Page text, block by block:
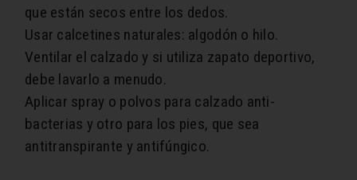
que están secos entre los dedos.
Usar calcetines naturales: algodón o hilo.
Ventilar el calzado y si utiliza zapato deportivo,
debe lavarlo a menudo.
Aplicar spray o polvos para calzado anti-
bacterias y otro para los pies, que sea
antitranspirante y antifúngico.